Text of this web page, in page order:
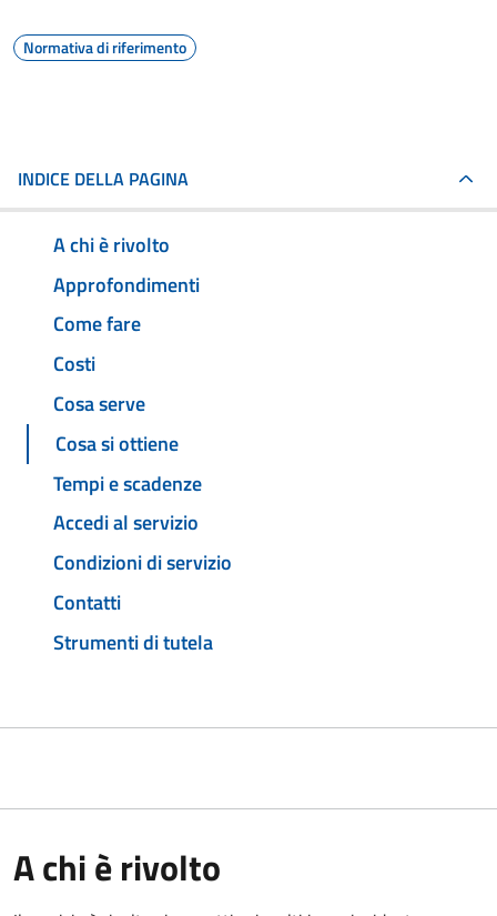
Normativa di riferimento
INDICE DELLA PAGINA
A chi è rivolto
Approfondimenti
Come fare
Costi
Cosa serve
Cosa si ottiene
Tempi e scadenze
Accedi al servizio
Condizioni di servizio
Contatti
Strumenti di tutela
A chi è rivolto